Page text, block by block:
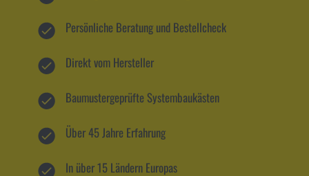
Persönliche Beratung und Bestellcheck
Direkt vom Hersteller
Baumustergeprüfte Systembaukästen
Über 45 Jahre Erfahrung
In über 15 Ländern Europas